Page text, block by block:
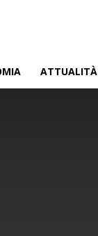
ATTUALITÀ